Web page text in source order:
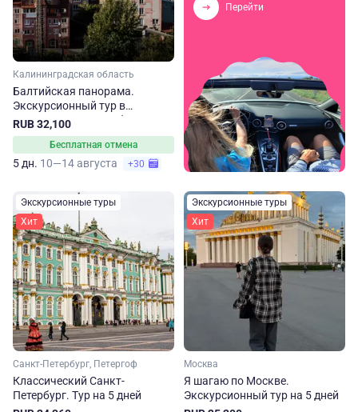
Калининградская область
Балтийская панорама.
Экскурсионный тур в
Калининградскую область
RUB 32,100
Бесплатная отмена
5 дн. 10—14 августа +30
Перейти
Экскурсионные туры
Хит
Санкт-Петербург, Петергоф
Классический Санкт-
Петербург. Тур на 5 дней
Экскурсионные туры
Хит
Москва
Я шагаю по Москве.
Экскурсионный тур на 5 дней